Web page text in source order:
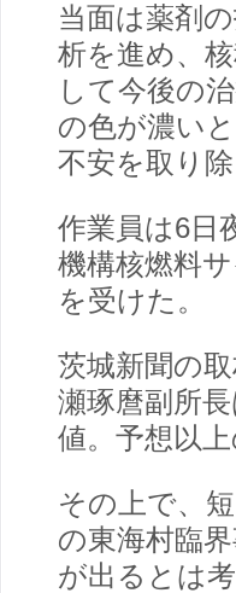
当面は薬剤
析を進め、
して今後の
の色が濃い
不安を取り
作業員は6日
機構核燃料
を受けた。
茨城新聞の
瀬琢麿副所
値。予想以
その上で、
の東海村臨
が出るとは